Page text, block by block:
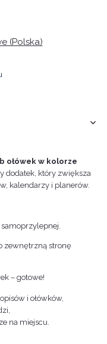
(Polska)
ołówek w kolorze
dodatek, który zwiększa
kalendarzy i planerów.
zewnętrzną stronę
– gotowe!
i ołówków,
na miejscu.